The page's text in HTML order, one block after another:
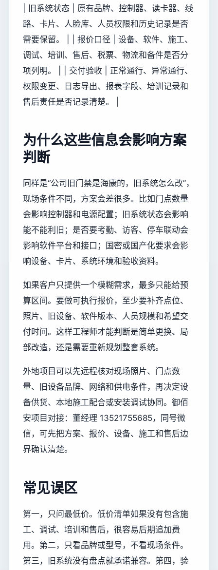
| 旧系统状态 | 原有品牌、控制器、读卡器、线
路、卡片、人脸库、人员权限和历史记录是否
需要保留。 | | 报价口径 | 设备、软件、施工、
调试、培训、售后、税票、物流和备件是否分
项列明。 | | 交付验收 | 正常通行、异常通行、
权限变更、日志导出、报表字段、培训记录和
售后责任是否记录清楚。 |
为什么这些信息会影响方案
判断
同样是“公司旧门禁是海康的，旧系统怎么改”，
现场条件不同，方案会差很多。比如门点数量
会影响控制器和电源配置；旧系统状态会影响
能不能利旧；是否要考勤、访客、停车联动会
影响软件平台和接口；国密或国产化要求会影
响设备、卡片、系统环境和验收资料。
如果客户只提供一个模糊需求，最多只能给预
算区间。要做可执行报价，至少要补齐点位、
照片、旧设备、软件版本、人员规模和希望交
付时间。这样工程师才能判断是简单更换、局
部改造，还是需要重新规划整套系统。
外地项目可以先远程核对现场照片、门点数
量、旧设备品牌、网络和供电条件，再决定设
备供货、本地施工配合或安装调试协同。御佰
安项目对接：董经理 13521755685，同号微
信，可先把方案、报价、设备、施工和售后边
界确认清楚。
常见误区
第一，只问最低价。低价清单如果没有包含施
工、调试、培训和售后，很容易后期追加费
用。第二，只看品牌或型号，不看现场条件。
第三，旧系统没有盘点就承诺兼容。第四，验